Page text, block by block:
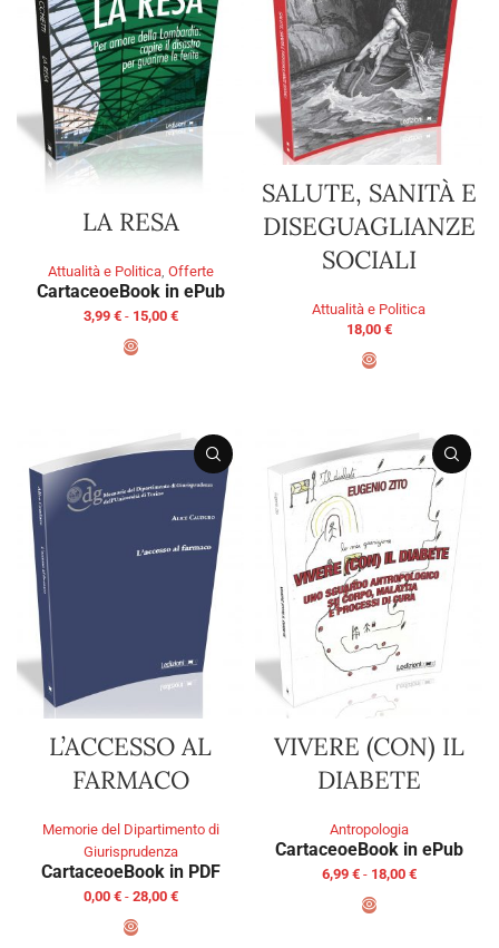
LA RESA
Attualità e Politica, Offerte
CartaceoeBook in ePub
3,99 € - 15,00 €
SALUTE, SANITÀ E
DISEGUAGLIANZE
SOCIALI
Attualità e Politica
18,00 €
L’ACCESSO AL
FARMACO
Memorie del Dipartimento di
Giurisprudenza
CartaceoeBook in PDF
0,00 € - 28,00 €
VIVERE (CON) IL
DIABETE
Antropologia
CartaceoeBook in ePub
6,99 € - 18,00 €